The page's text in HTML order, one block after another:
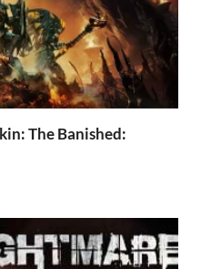
The Banished: